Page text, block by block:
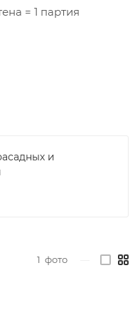
= 1 партия
и
1 фото